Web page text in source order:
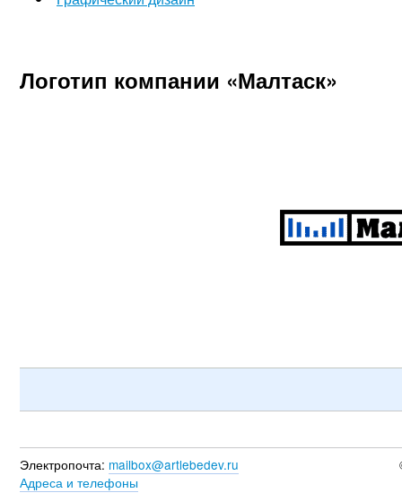
Логотип компании «Малтаск»
Электропочта: mailbox@artlebedev.ru
Адреса и телефоны